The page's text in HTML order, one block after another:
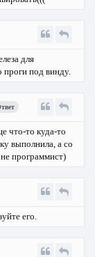
для
проги под винду.
что-то куда-то
выполнила, а со
программист)
его.